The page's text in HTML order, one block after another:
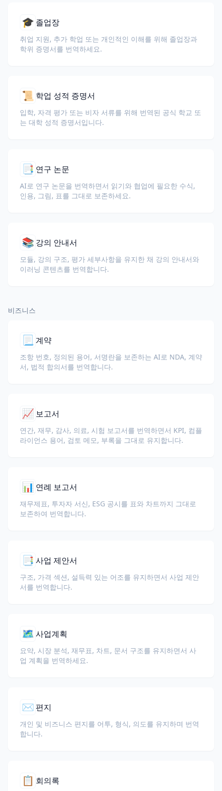
🎓 졸업장
취업 지원, 추가 학업 또는 개인적인 이해를 위해 졸업장과
학위 증명서를 번역하세요.
📜 학업 성적 증명서
입학, 자격 평가 또는 비자 서류를 위해 번역된 공식 학교 또
는 대학 성적 증명서입니다.
📑 연구 논문
AI로 연구 논문을 번역하면서 읽기와 협업에 필요한 수식,
인용, 그림, 표를 그대로 보존하세요.
📚 강의 안내서
모듈, 강의 구조, 평가 세부사항을 유지한 채 강의 안내서와
이러닝 콘텐츠를 번역합니다.
비즈니스
📃 계약
조항 번호, 정의된 용어, 서명란을 보존하는 AI로 NDA, 계약
서, 법적 합의서를 번역합니다.
📈 보고서
연간, 재무, 감사, 의료, 시험 보고서를 번역하면서 KPI, 컴플
라이언스 용어, 검토 메모, 부록을 그대로 유지합니다.
📊 연례 보고서
재무제표, 투자자 서신, ESG 공시를 표와 차트까지 그대로
보존하여 번역합니다.
📑 사업 제안서
구조, 가격 섹션, 설득력 있는 어조를 유지하면서 사업 제안
서를 번역합니다.
🗺️ 사업계획
요약, 시장 분석, 재무표, 차트, 문서 구조를 유지하면서 사
업 계획을 번역하세요.
✉️ 편지
개인 및 비즈니스 편지를 어투, 형식, 의도를 유지하며 번역
합니다.
📋 회의록